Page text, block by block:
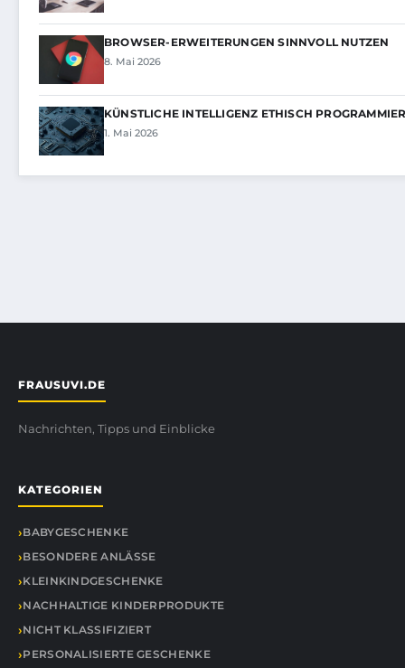
BROWSER-ERWEITERUNGEN SINNVOLL NUTZEN
8. Mai 2026
KÜNSTLICHE INTELLIGENZ ETHISCH
1. Mai 2026
FRAUSUVI.DE
Nachrichten, Tipps und Einblicke
KATEGORIEN
BABYGESCHENKE
BESONDERE ANLÄSSE
KLEINKINDGESCHENKE
NACHHALTIGE KINDERPRODUKTE
NICHT KLASSIFIZIERT
PERSONALISIERTE GESCHENKE